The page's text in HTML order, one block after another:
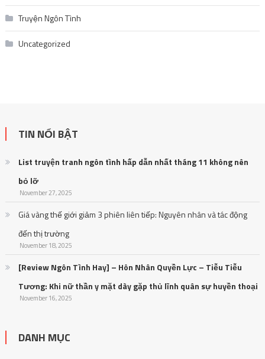
Truyện Ngôn Tình
Uncategorized
TIN NỔI BẬT
List truyện tranh ngôn tình hấp dẫn nhất tháng 11 không nên
bỏ lỡ
November 27, 2025
Giá vàng thế giới giảm 3 phiên liên tiếp: Nguyên nhân và tác động
đến thị trường
November 18, 2025
[Review Ngôn Tình Hay] – Hôn Nhân Quyền Lực – Tiễu Tiễu
Tương: Khi nữ thần y mặt dày gặp thủ lĩnh quân sự huyền thoại
November 16, 2025
DANH MỤC